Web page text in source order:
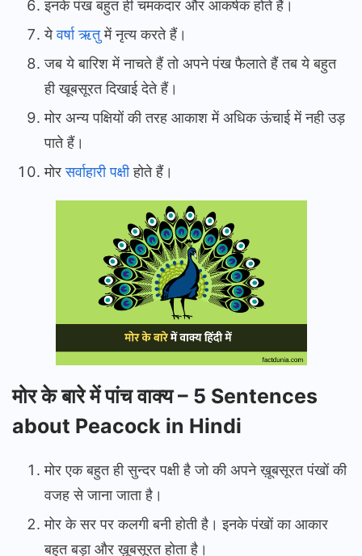
इनके पंख बहुत ही चमकदार और आकर्षक होते हैं।
येवर्षा ऋतुमें नृत्य करते हैं।
जब ये बारिश में नाचते हैं तो अपने पंख फैलाते हैं तब ये बहुत
ही खूबसूरत दिखाई देते हैं।
मोर अन्य पक्षियों की तरह आकाश में अधिक ऊंचाई में नही उड़
पाते हैं।
मोरसर्वाहारी पक्षीहोते हैं।
मोर के बारे में पांच वाक्य – 5 Sentences
about Peacock in Hindi
मोर एक बहुत ही सुन्दर पक्षी है जो की अपने ख़ूबसूरत पंखों की
वजह से जाना जाता है।
मोर के सर पर कलगी बनी होती है। इनके पंखों का आकार
बहुत बड़ा और ख़ूबसूरत होता है।